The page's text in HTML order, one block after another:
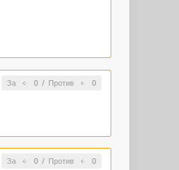
За 0/ Против 0
За 0/ Против 0